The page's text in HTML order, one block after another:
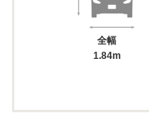
全幅
1.84m